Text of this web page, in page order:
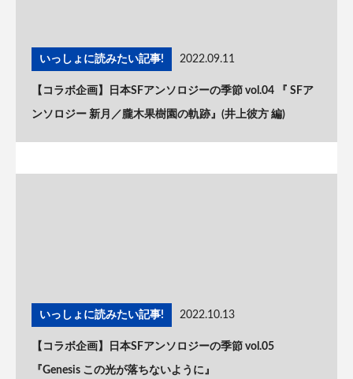
いっしょに読みたい記事! 2022.09.11
【コラボ企画】日本SFアンソロジーの季節 vol.04 『 SFア
ンソロジー 新月／朧木果樹園の軌跡』(井上彼方 編)
いっしょに読みたい記事! 2022.10.13
【コラボ企画】日本SFアンソロジーの季節 vol.05
『Genesis この光が落ちないように』